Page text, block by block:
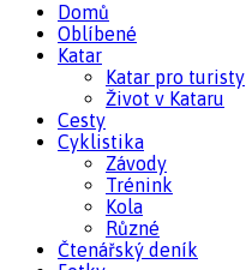
Domů
Oblíbené
Katar
Katar pro turisty
Život v Kataru
Cesty
Cyklistika
Závody
Trénink
Kola
Různé
Čtenářský deník